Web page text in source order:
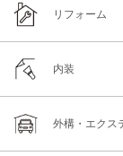
リフォーム
外構・エクス
内装